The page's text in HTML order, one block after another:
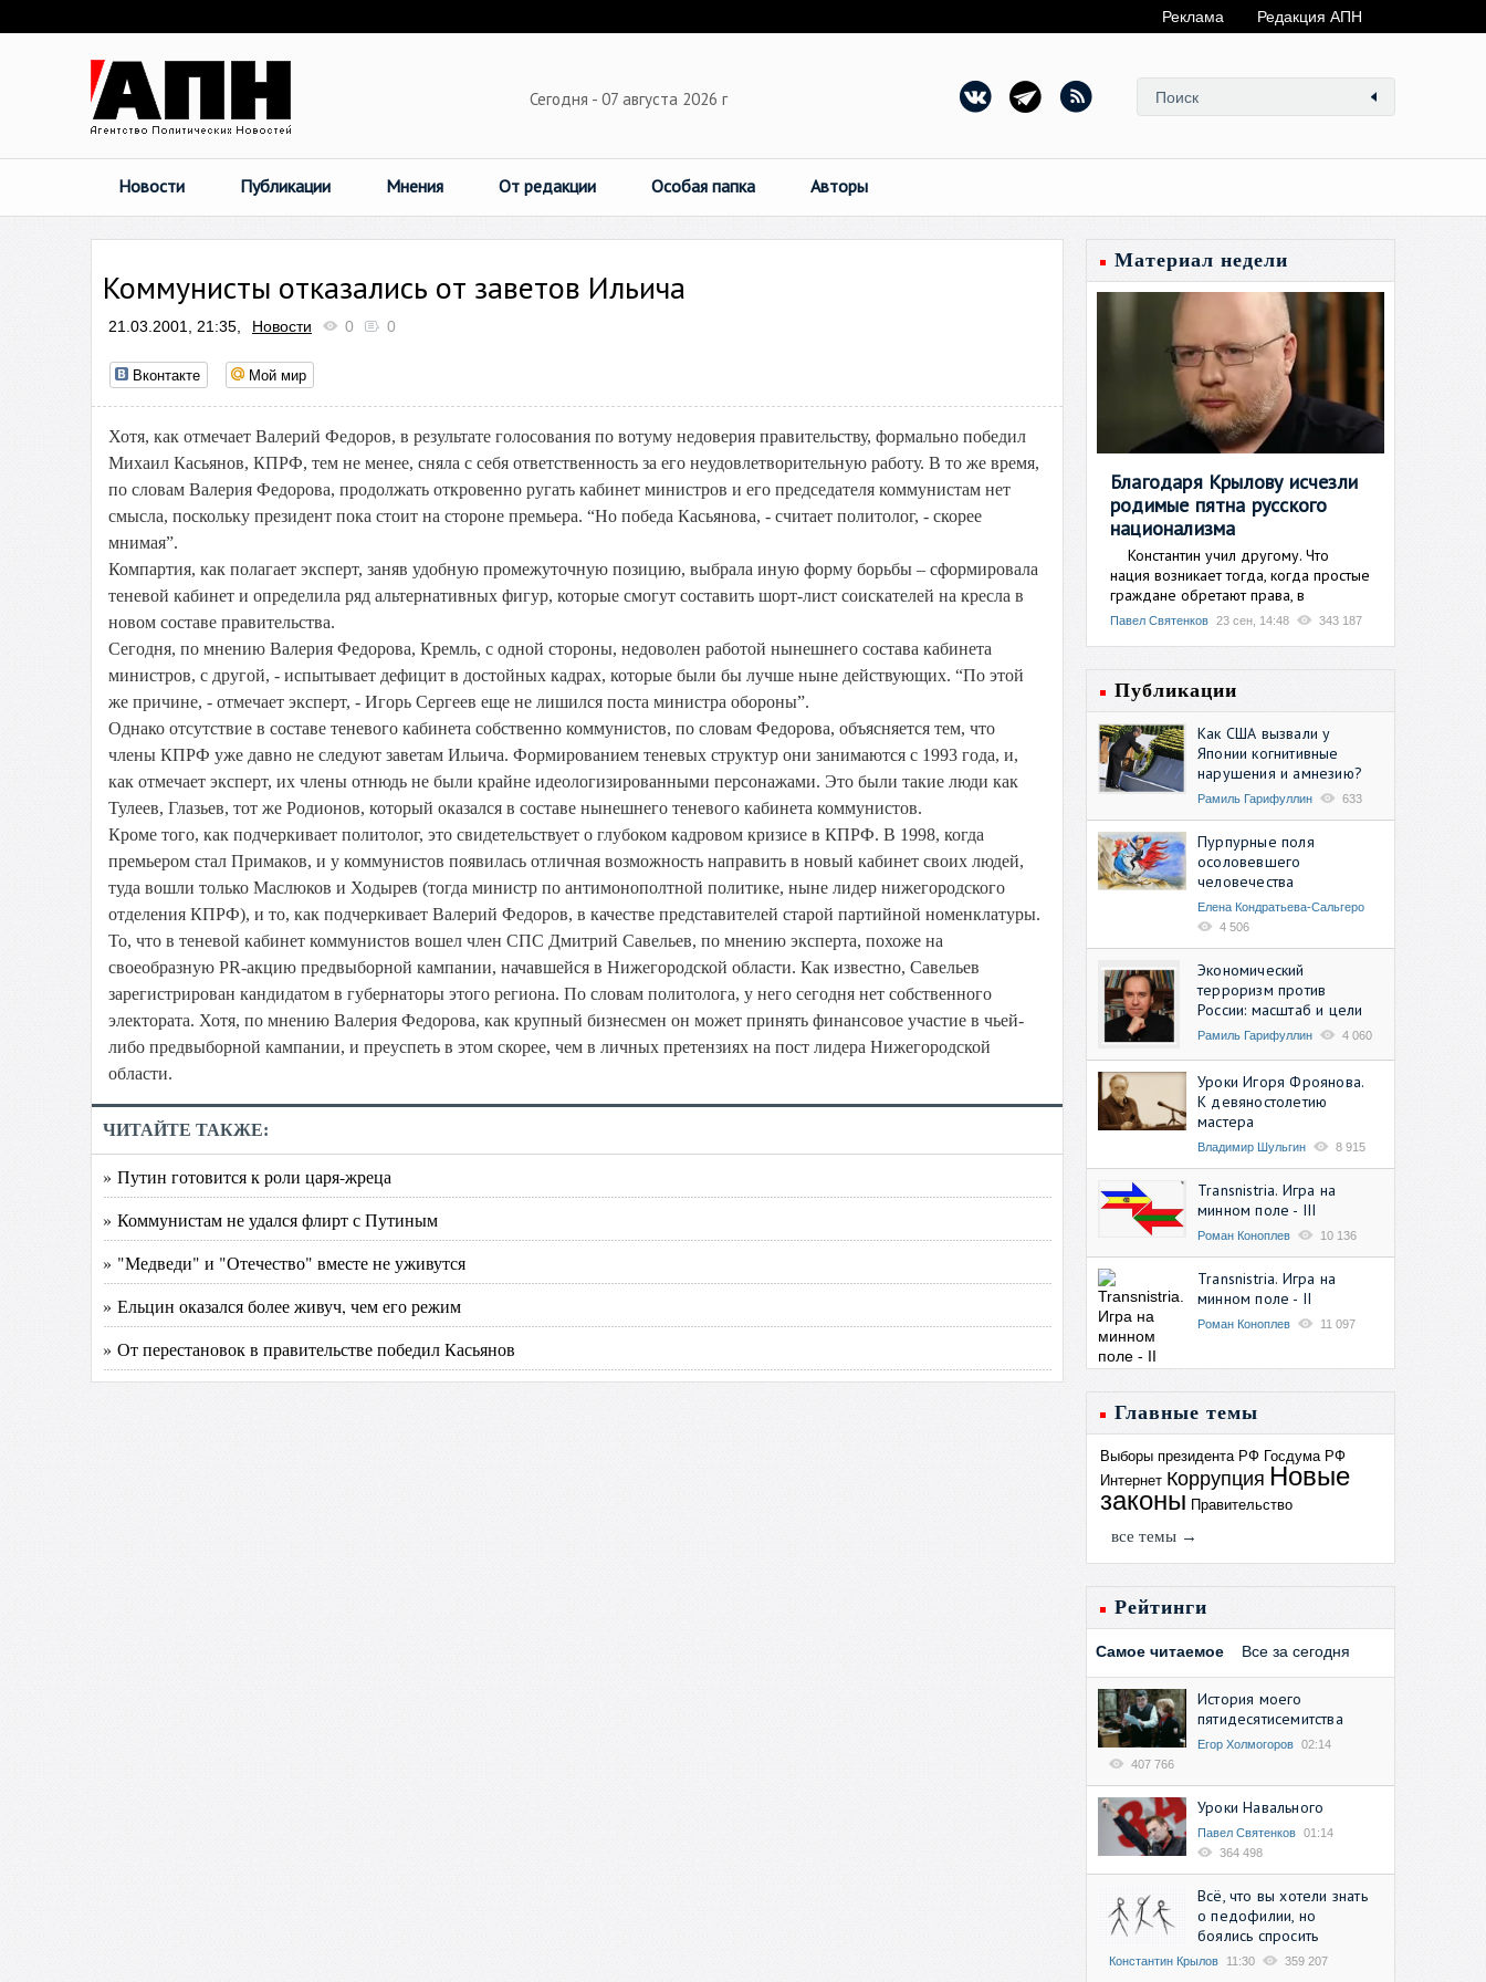
Реклама Редакция АПН
Сегодня - 07 августа 2026 г
Новости Публикации Мнения От редакции Особая папка Авторы
Коммунисты отказались от заветов Ильича
21.03.2001, 21:35, Новости 0 0
Вконтакте Мой мир
Хотя, как отмечает Валерий Федоров, в результате голосования по вотуму недоверия правительству, формально победил
Михаил Касьянов, КПРФ, тем не менее, сняла с себя ответственность за его неудовлетворительную работу. В то же время,
по словам Валерия Федорова, продолжать откровенно ругать кабинет министров и его председателя коммунистам нет
смысла, поскольку президент пока стоит на стороне премьера. “Но победа Касьянова, - считает политолог, - скорее
мнимая”.
Компартия, как полагает эксперт, заняв удобную промежуточную позицию, выбрала иную форму борьбы – сформировала
теневой кабинет и определила ряд альтернативных фигур, которые смогут составить шорт-лист соискателей на кресла в
новом составе правительства.
Сегодня, по мнению Валерия Федорова, Кремль, с одной стороны, недоволен работой нынешнего состава кабинета
министров, с другой, - испытывает дефицит в достойных кадрах, которые были бы лучше ныне действующих. “По этой
же причине, - отмечает эксперт, - Игорь Сергеев еще не лишился поста министра обороны”.
Однако отсутствие в составе теневого кабинета собственно коммунистов, по словам Федорова, объясняется тем, что
члены КПРФ уже давно не следуют заветам Ильича. Формированием теневых структур они занимаются с 1993 года, и,
как отмечает эксперт, их члены отнюдь не были крайне идеологизированными персонажами. Это были такие люди как
Тулеев, Глазьев, тот же Родионов, который оказался в составе нынешнего теневого кабинета коммунистов.
Кроме того, как подчеркивает политолог, это свидетельствует о глубоком кадровом кризисе в КПРФ. В 1998, когда
премьером стал Примаков, и у коммунистов появилась отличная возможность направить в новый кабинет своих людей,
туда вошли только Маслюков и Ходырев (тогда министр по антимонополтной политике, ныне лидер нижегородского
отделения КПРФ), и то, как подчеркивает Валерий Федоров, в качестве представителей старой партийной номенклатуры.
То, что в теневой кабинет коммунистов вошел член СПС Дмитрий Савельев, по мнению эксперта, похоже на
своеобразную PR-акцию предвыборной кампании, начавшейся в Нижегородской области. Как известно, Савельев
зарегистрирован кандидатом в губернаторы этого региона. По словам политолога, у него сегодня нет собственного
электората. Хотя, по мнению Валерия Федорова, как крупный бизнесмен он может принять финансовое участие в чьей-
либо предвыборной кампании, и преуспеть в этом скорее, чем в личных претензиях на пост лидера Нижегородской
области.
ЧИТАЙТЕ ТАКЖЕ:
» Путин готовится к роли царя-жреца
» Коммунистам не удался флирт с Путиным
» "Медведи" и "Отечество" вместе не уживутся
» Ельцин оказался более живуч, чем его режим
» От перестановок в правительстве победил Касьянов
Материал недели
Благодаря Крылову исчезли
родимые пятна русского
национализма
Константин учил другому. Что
нация возникает тогда, когда простые
граждане обретают права, в
Павел Святенков 23 сен, 14:48 343 187
Публикации
Как США вызвали у
Японии когнитивные
нарушения и амнезию?
Рамиль Гарифуллин 633
Пурпурные поля
осоловевшего
человечества
Елена Кондратьева-Сальгеро
4 506
Экономический
терроризм против
России: масштаб и цели
Рамиль Гарифуллин 4 060
Уроки Игоря Фроянова.
К девяностолетию
мастера
Владимир Шульгин 8 915
Transnistria. Игра на
минном поле - III
Роман Коноплев 10 136
Transnistria. Игра на
минном поле - II
Роман Коноплев 11 097
Главные темы
Выборы президента РФ Госдума РФ
Интернет Коррупция Новые
законы Правительство
все темы →
Рейтинги
Самое читаемое Все за сегодня
История моего
пятидесятисемитства
Егор Холмогоров 02:14
407 766
Уроки Навального
Павел Святенков 01:14
364 498
Всё, что вы хотели знать
о педофилии, но
боялись спросить
Константин Крылов 11:30 359 207